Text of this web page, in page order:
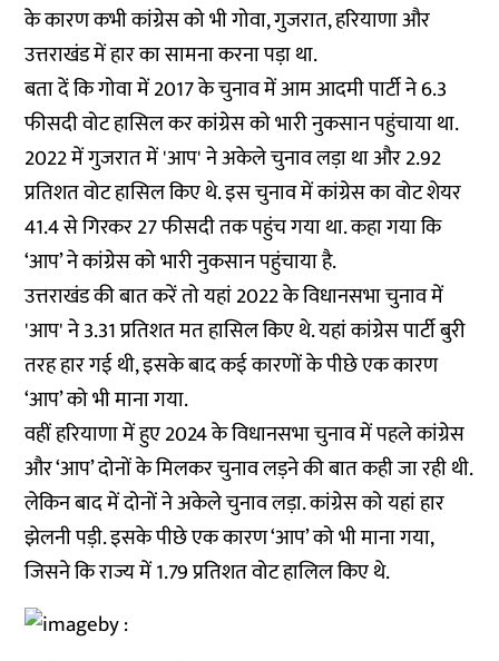
के कारण कभी कांग्रेस को भी गोवा, गुजरात, हरियाणा और
उत्तराखंड में हार का सामना करना पड़ा था.
बता दें कि गोवा में 2017 के चुनाव में आम आदमी पार्टी ने 6.3
फीसदी वोट हासिल कर कांग्रेस को भारी नुकसान पहुंचाया था.
2022 में गुजरात में 'आप' ने अकेले चुनाव लड़ा था और 2.92
प्रतिशत वोट हासिल किए थे. इस चुनाव में कांग्रेस का वोट शेयर
41.4 से गिरकर 27 फीसदी तक पहुंच गया था. कहा गया कि
‘आप’ ने कांग्रेस को भारी नुकसान पहुंचाया है.
उत्तराखंड की बात करें तो यहां 2022 के विधानसभा चुनाव में
'आप' ने 3.31 प्रतिशत मत हासिल किए थे. यहां कांग्रेस पार्टी बुरी
तरह हार गई थी, इसके बाद कई कारणों के पीछे एक कारण
‘आप’ को भी माना गया.
वहीं हरियाणा में हुए 2024 के विधानसभा चुनाव में पहले कांग्रेस
और ‘आप’ दोनों के मिलकर चुनाव लड़ने की बात कही जा रही थी.
लेकिन बाद में दोनों ने अकेले चुनाव लड़ा. कांग्रेस को यहां हार
झेलनी पड़ी. इसके पीछे एक कारण ‘आप’ को भी माना गया,
जिसने कि राज्य में 1.79 प्रतिशत वोट हालिल किए थे.